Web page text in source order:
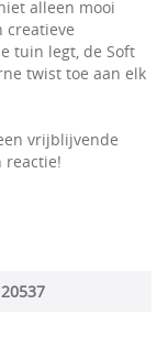
alleen mooi
creatieve
tuin legt, de Soft
twist toe aan elk
vrijblijvende
reactie!